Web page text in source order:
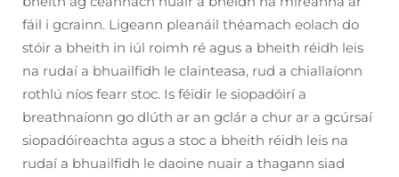
fáil i gcrainn. Ligeann pleanáil théamach eolach do
stóir a bheith in iúl roimh ré agus a bheith réidh leis
na rudaí a bhuailfidh le clainteasa, rud a chiallaíonn
rothlú níos fearr stoc. Is féidir le siopadóirí a
breathnaíonn go dlúth ar an gclár a chur ar a gcúrsaí
siopadóireachta agus a stoc a bheith réidh leis na
rudaí a bhuailfidh le daoine nuair a thagann siad